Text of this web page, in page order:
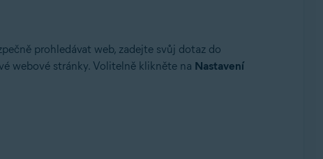
prohledávat web, zadejte svůj dotaz do
webové stránky. Volitelně klikněte na Nastavení